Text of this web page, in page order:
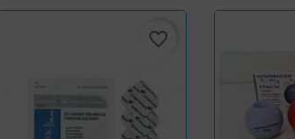
favorite_border